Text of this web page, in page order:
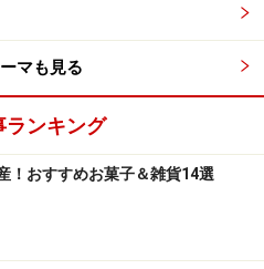
マも見る
ランキング
！おすすめお菓子＆雑貨14選